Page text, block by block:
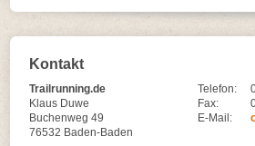
Kontakt
Trailrunning.de
Klaus Duwe
Buchenweg 49
76532 Baden-Baden
Telefon:
Fax:
E-Mail: